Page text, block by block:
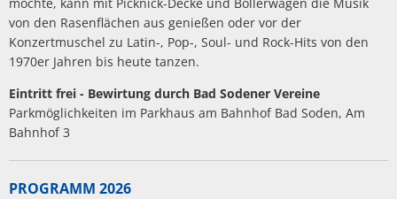
von den Rasenflächen aus genießen oder vor der
Konzertmuschel zu Latin-, Pop-, Soul- und Rock-Hits von den
1970er Jahren bis heute tanzen.
Eintritt frei - Bewirtung durch Bad Sodener Vereine
Parkmöglichkeiten im Parkhaus am Bahnhof Bad Soden, Am
Bahnhof 3
PROGRAMM 2026